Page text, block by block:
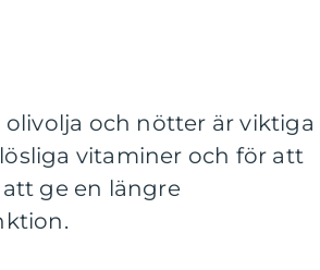
och nötter är viktiga
vitaminer och för att
ge en längre